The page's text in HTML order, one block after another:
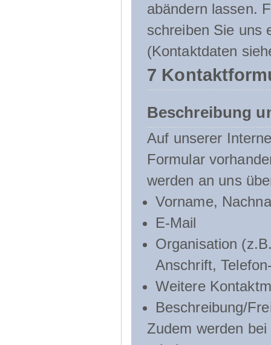
abändern lassen.
schreiben Sie uns
(Kontaktdaten
7
Beschreibung
Auf unserer
Formular
werden an uns
Vorname,
E-Mail
Organisation
Anschrift,
Weitere
Beschreibung/
Zudem werden